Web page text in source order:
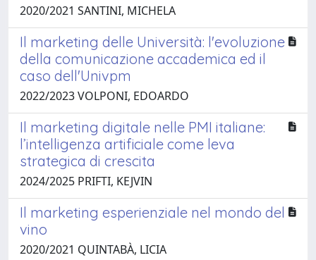
2020/2021 SANTINI, MICHELA
Il marketing delle Università: l'evoluzione
della comunicazione accademica ed il
caso dell'Univpm
2022/2023 VOLPONI, EDOARDO
Il marketing digitale nelle PMI italiane:
l’intelligenza artificiale come leva
strategica di crescita
2024/2025 PRIFTI, KEJVIN
Il marketing esperienziale nel mondo del
vino
2020/2021 QUINTABÀ, LICIA